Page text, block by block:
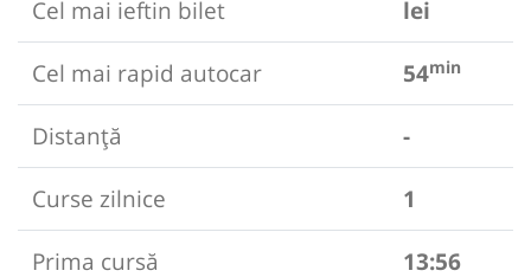
Cel mai ieftin bilet
lei
Cel mai rapid autocar
54min
Distanță
-
Curse zilnice
1
Prima cursă
13:56